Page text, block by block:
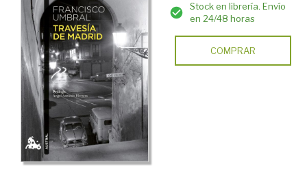
Stock en librería. Envío
en 24/48 horas
COMPRAR